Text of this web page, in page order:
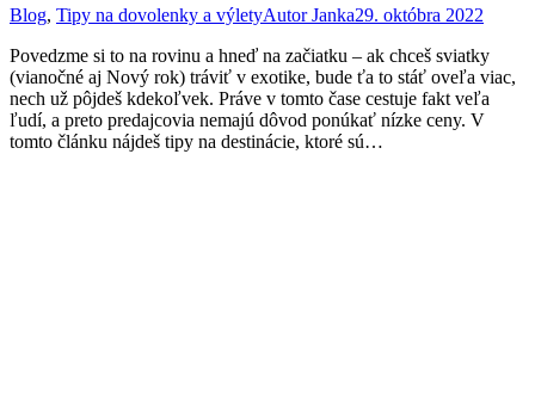
Blog, Tipy na dovolenky a výletyAutorJanka29. októbra 2022
Povedzme si to na rovinu a hneď na začiatku – ak chceš sviatky
(vianočné aj Nový rok) tráviť v exotike, bude ťa to stáť oveľa viac,
nech už pôjdeš kdekoľvek. Práve v tomto čase cestuje fakt veľa
ľudí, a preto predajcovia nemajú dôvod ponúkať nízke ceny. V
tomto článku nájdeš tipy na destinácie, ktoré sú…